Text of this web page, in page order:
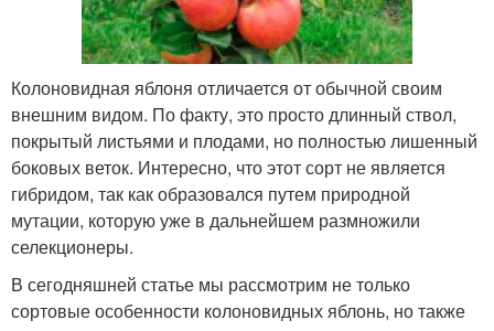
Колоновидная яблоня отличается от обычной своим
внешним видом. По факту, это просто длинный ствол,
покрытый листьями и плодами, но полностью лишенный
боковых веток. Интересно, что этот сорт не является
гибридом, так как образовался путем природной
мутации, которую уже в дальнейшем размножили
селекционеры.
В сегодняшней статье мы рассмотрим не только
сортовые особенности колоновидных яблонь, но также